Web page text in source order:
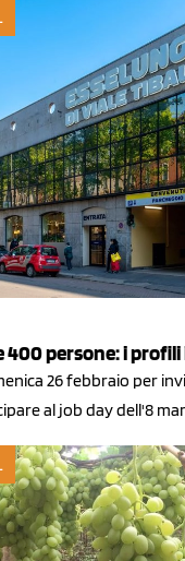
400 persone: i
26 febbraio per
al job day dell'8